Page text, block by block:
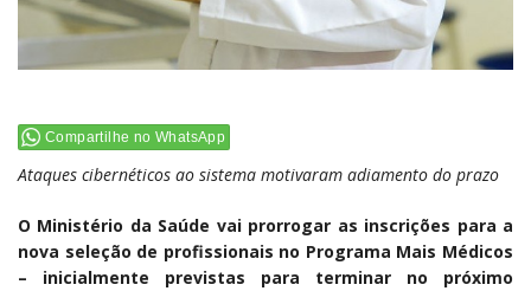
Compartilhe no WhatsApp
Ataques cibernéticos ao sistema motivaram adiamento do prazo
O Ministério da Saúde vai prorrogar as inscrições para a
nova seleção de profissionais no Programa Mais Médicos
– inicialmente previstas para terminar no próximo